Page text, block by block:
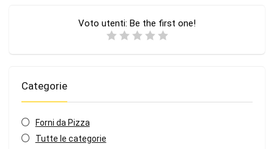
Voto utenti: Be the first one!
Categorie
Forni da Pizza
Tutte le categorie